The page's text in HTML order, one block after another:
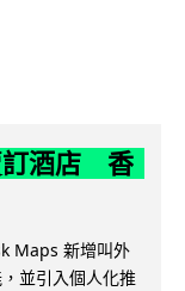
訂酒店 香
Maps 新增叫外
並引入個人化推